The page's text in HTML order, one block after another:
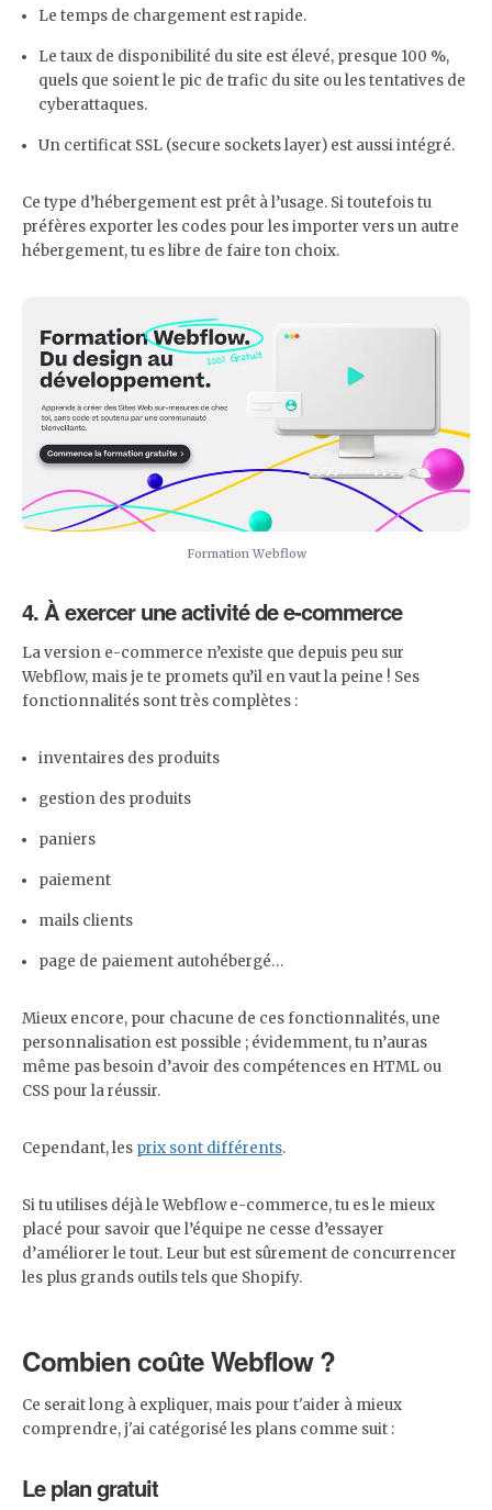
Le temps de chargement est rapide.
Le taux de disponibilité du site est élevé, presque 100 %,
quels que soient le pic de trafic du site ou les tentatives de
cyberattaques.
Un certificat SSL (secure sockets layer) est aussi intégré.
Ce type d’hébergement est prêt à l’usage. Si toutefois tu
préfères exporter les codes pour les importer vers un autre
hébergement, tu es libre de faire ton choix.
Formation Webflow
4. À exercer une activité de e-commerce
La version e-commerce n’existe que depuis peu sur
Webflow, mais je te promets qu’il en vaut la peine ! Ses
fonctionnalités sont très complètes :
inventaires des produits
gestion des produits
paniers
paiement
mails clients
page de paiement autohébergé…
Mieux encore, pour chacune de ces fonctionnalités, une
personnalisation est possible ; évidemment, tu n’auras
même pas besoin d’avoir des compétences en HTML ou
CSS pour la réussir.
Cependant, les prix sont différents.
Si tu utilises déjà le Webflow e-commerce, tu es le mieux
placé pour savoir que l’équipe ne cesse d’essayer
d’améliorer le tout. Leur but est sûrement de concurrencer
les plus grands outils tels que Shopify.
Combien coûte Webflow ?
Ce serait long à expliquer, mais pour t'aider à mieux
comprendre, j'ai catégorisé les plans comme suit :
Le plan gratuit